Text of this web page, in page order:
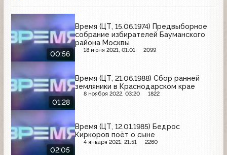
00:56
Время (ЦТ, 15.06.1974) Предвыборное
собрание избирателей Бауманского
района Москвы
18 июня 2021, 01:01 2099
01:28
Время (ЦТ, 21.06.1988) Сбор ранней
земляники в Краснодарском крае
8 ноября 2022, 03:20 1822
02:05
Время (ЦТ, 12.01.1985) Бедрос
Киркоров поёт о сыне
4 января 2021, 21:51 2260